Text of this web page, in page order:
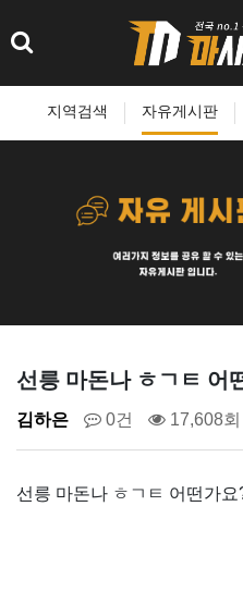
지역검색 자유게시판
선릉 마돈나 ㅎㄱㅌ 어
김하은 0건 17,608회
선릉 마돈나 ㅎㄱㅌ 어떤가요